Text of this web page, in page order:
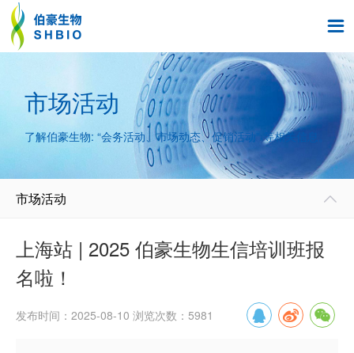

市场活动
了解伯豪生物: “会务活动、市场动态、促销活动” 等相关信息。
市场活动 
上海站 | 2025 伯豪生物生信培训班报
名啦！
发布时间：2025-08-10 浏览次数：5981